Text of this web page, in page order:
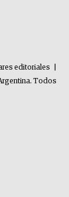
editoriales
Todos